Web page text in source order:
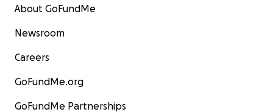
About GoFundMe
Newsroom
Careers
GoFundMe.org
GoFundMe Partnerships